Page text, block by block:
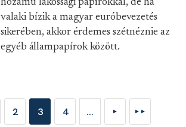
hozamú lakossági papírokkal, de ha
valaki bízik a magyar euróbevezetés
sikerében, akkor érdemes szétnéznie az
egyéb állampapírok között.
2 3 4 ... ► ►►